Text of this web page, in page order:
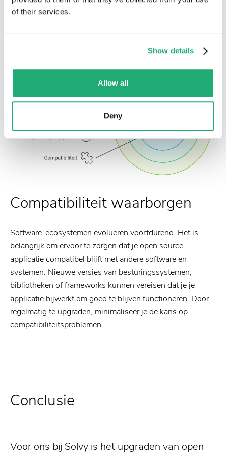
of their services.
Show details
Allow all
Deny
en kun je profiteren van hun expertise.
Compatibiliteit waarborgen
Software-ecosystemen evolueren voortdurend. Het is
belangrijk om ervoor te zorgen dat je open source
applicatie compatibel blijft met andere software en
systemen. Nieuwe versies van besturingssystemen,
bibliotheken of frameworks kunnen vereisen dat je je
applicatie bijwerkt om goed te blijven functioneren. Door
regelmatig te upgraden, minimaliseer je de kans op
compatibiliteitsproblemen.
Conclusie
Voor ons bij Solvy is het upgraden van open